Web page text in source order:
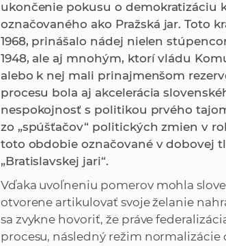
ukončenie pokusu o demokratizáciu
označovaného ako Pražská jar. Toto
1968, prinášalo nádej nielen
1948, ale aj mnohým, ktorí vládu
alebo k nej mali prinajmenšom
procesu bola aj akcelerácia
nespokojnosť s politikou prvého
zo „spúšťačov“ politických zmien v
toto obdobie označované v dobovej
„Bratislavskej jari“.
Vďaka uvoľneniu pomerov mohla
otvorene artikulovať svoje želanie
sa zvykne hovoriť, že práve
procesu, následný režim